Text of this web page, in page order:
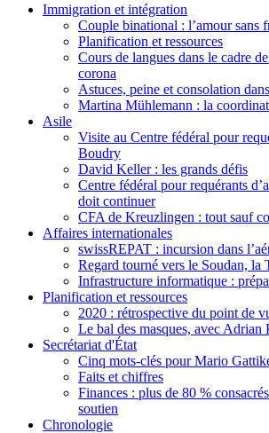
Immigration et intégration
Couple binational : l’amour sans
Planification et ressources
Cours de langues dans le cadre
corona
Astuces, peine et consolation
Martina Mühlemann : la
Asile
Visite au Centre fédéral pour
Boudry
David Keller : les grands défis
Centre fédéral pour requérants
doit continuer
CFA de Kreuzlingen : tout sauf
Affaires internationales
swissREPAT : incursion dans
Regard tourné vers le Soudan, la
Infrastructure informatique :
Planification et ressources
2020 : rétrospective du point de
Le bal des masques, avec Adrian
Secrétariat d'État
Cinq mots-clés pour Mario
Faits et chiffres
Finances : plus de 80 %
soutien
Chronologie